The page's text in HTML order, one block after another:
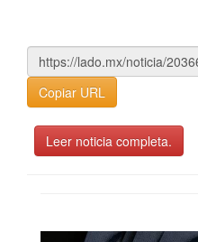
Copiar URL
Leer noticia completa.